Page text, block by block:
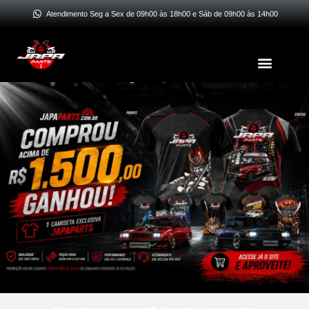
Atendimento Seg a Sex de 09h00 às 18h00 e Sáb de 09h00 às 14h00
Menu